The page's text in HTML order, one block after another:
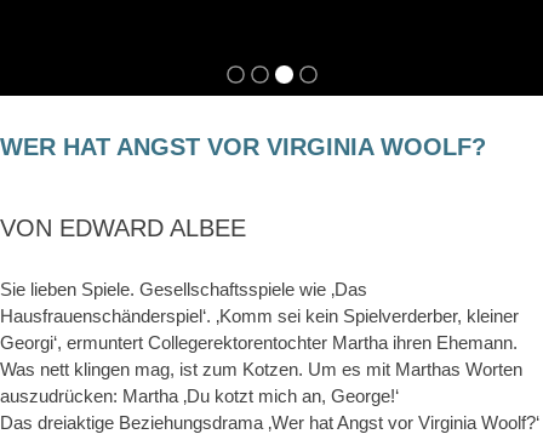
WER HAT ANGST VOR VIRGINIA WOOLF?
VON EDWARD ALBEE
Sie lieben Spiele. Gesellschaftsspiele wie ‚Das
Hausfrauenschänderspiel‘. ‚Komm sei kein Spielverderber, kleiner
Georgi‘, ermuntert Collegerektorentochter Martha ihren Ehemann.
Was nett klingen mag, ist zum Kotzen. Um es mit Marthas Worten
auszudrücken: Martha ‚Du kotzt mich an, George!‘
Das dreiaktige Beziehungsdrama ‚Wer hat Angst vor Virginia Woolf?‘